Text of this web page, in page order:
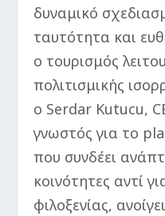
δυναμικό
ταυτότητα και
ο τουρισμός
πολιτισμικής
ο Serdar Kutucu,
γνωστός για το
που συνδέει
κοινότητες αντί
φιλοξενίας,